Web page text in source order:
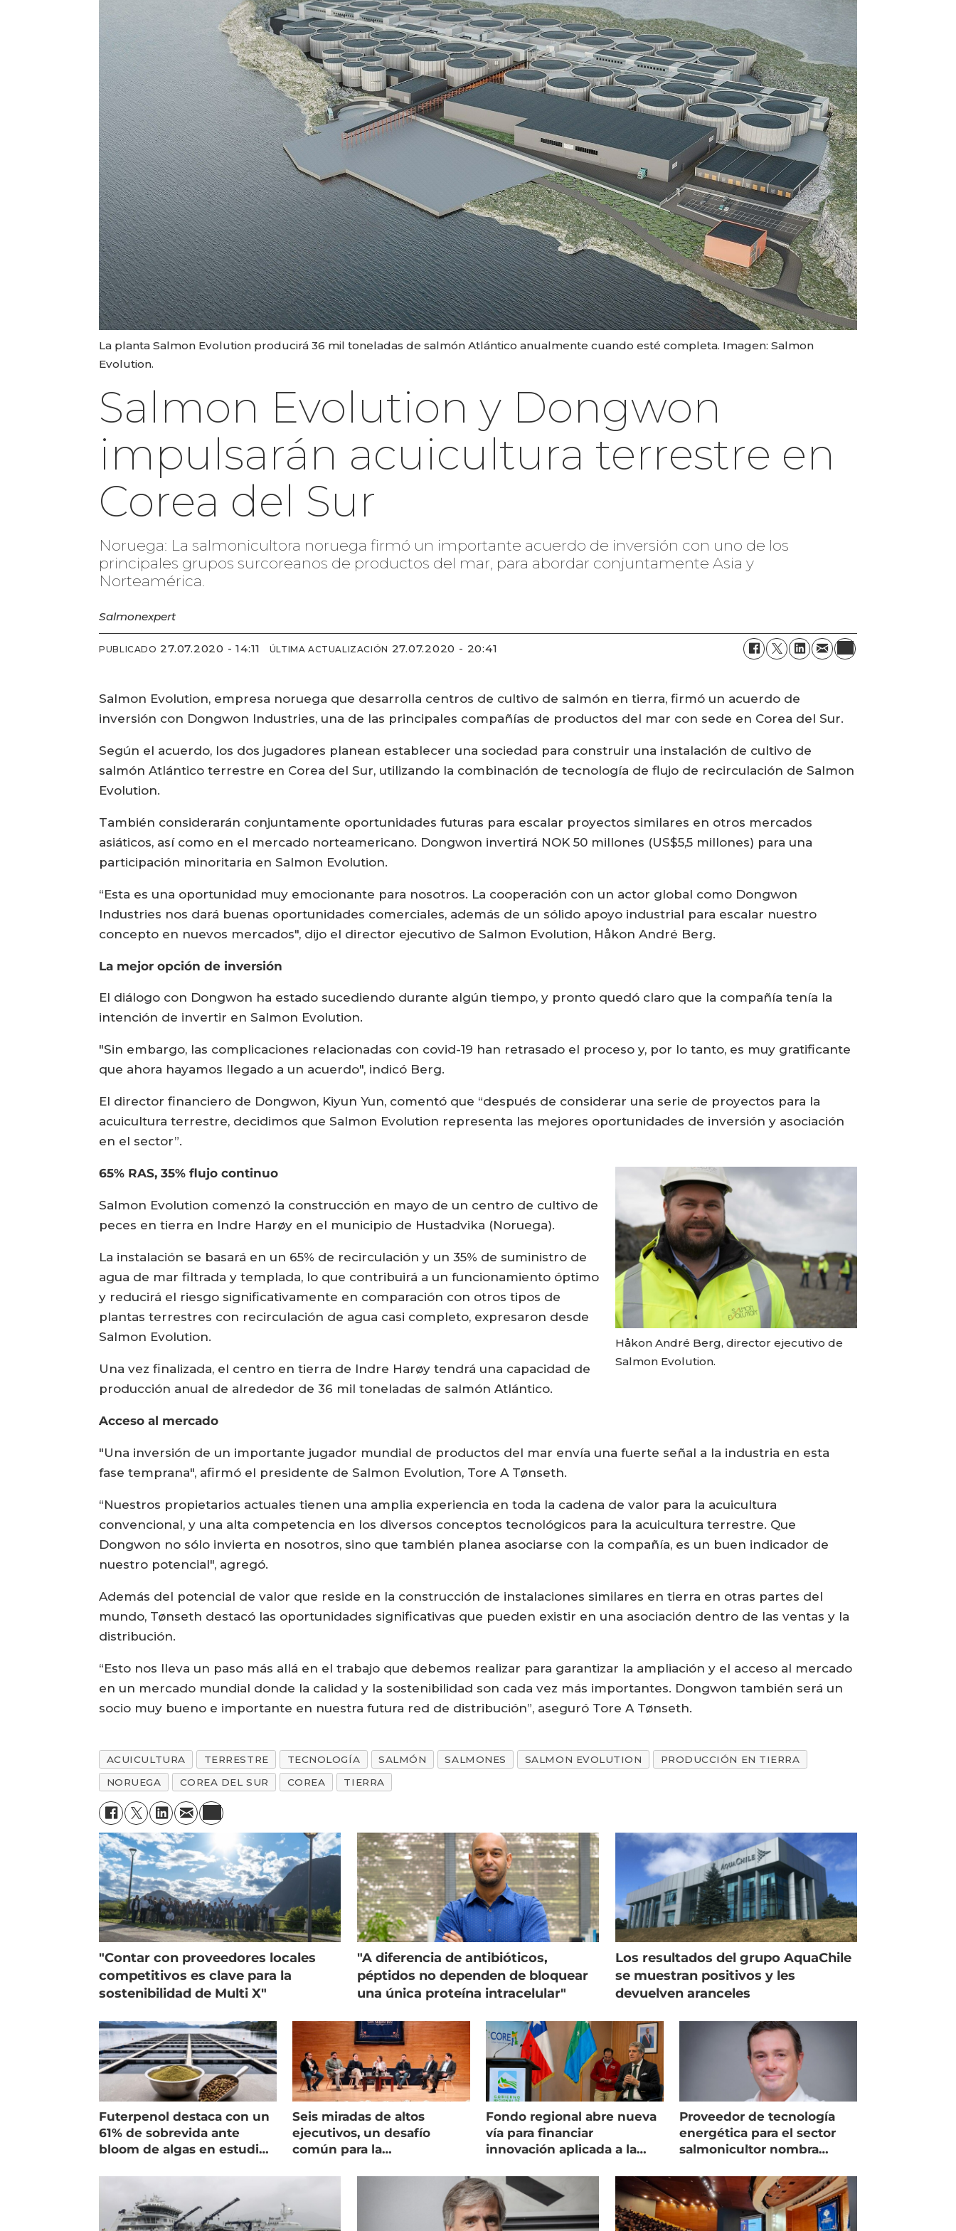
La planta Salmon Evolution producirá 36 mil toneladas de salmón Atlántico anualmente cuando esté completa. Imagen: Salmon
Evolution.
Salmon Evolution y Dongwon
impulsarán acuicultura terrestre en
Corea del Sur
Noruega: La salmonicultora noruega firmó un importante acuerdo de inversión con uno de los
principales grupos surcoreanos de productos del mar, para abordar conjuntamente Asia y
Norteamérica.
Salmonexpert
PUBLICADO 27.07.2020 - 14:11 ÚLTIMA ACTUALIZACIÓN 27.07.2020 - 20:41
Salmon Evolution, empresa noruega que desarrolla centros de cultivo de salmón en tierra, firmó un acuerdo de
inversión con Dongwon Industries, una de las principales compañías de productos del mar con sede en Corea del Sur.
Según el acuerdo, los dos jugadores planean establecer una sociedad para construir una instalación de cultivo de
salmón Atlántico terrestre en Corea del Sur, utilizando la combinación de tecnología de flujo de recirculación de Salmon
Evolution.
También considerarán conjuntamente oportunidades futuras para escalar proyectos similares en otros mercados
asiáticos, así como en el mercado norteamericano. Dongwon invertirá NOK 50 millones (US$5,5 millones) para una
participación minoritaria en Salmon Evolution.
“Esta es una oportunidad muy emocionante para nosotros. La cooperación con un actor global como Dongwon
Industries nos dará buenas oportunidades comerciales, además de un sólido apoyo industrial para escalar nuestro
concepto en nuevos mercados", dijo el director ejecutivo de Salmon Evolution, Håkon André Berg.
La mejor opción de inversión
El diálogo con Dongwon ha estado sucediendo durante algún tiempo, y pronto quedó claro que la compañía tenía la
intención de invertir en Salmon Evolution.
"Sin embargo, las complicaciones relacionadas con covid-19 han retrasado el proceso y, por lo tanto, es muy gratificante
que ahora hayamos llegado a un acuerdo", indicó Berg.
El director financiero de Dongwon, Kiyun Yun, comentó que “después de considerar una serie de proyectos para la
acuicultura terrestre, decidimos que Salmon Evolution representa las mejores oportunidades de inversión y asociación
en el sector”.
Håkon André Berg, director ejecutivo de
Salmon Evolution.
65% RAS, 35% flujo continuo
Salmon Evolution comenzó la construcción en mayo de un centro de cultivo de
peces en tierra en Indre Harøy en el municipio de Hustadvika (Noruega).
La instalación se basará en un 65% de recirculación y un 35% de suministro de
agua de mar filtrada y templada, lo que contribuirá a un funcionamiento óptimo
y reducirá el riesgo significativamente en comparación con otros tipos de
plantas terrestres con recirculación de agua casi completo, expresaron desde
Salmon Evolution.
Una vez finalizada, el centro en tierra de Indre Harøy tendrá una capacidad de
producción anual de alrededor de 36 mil toneladas de salmón Atlántico.
Acceso al mercado
"Una inversión de un importante jugador mundial de productos del mar envía una fuerte señal a la industria en esta
fase temprana", afirmó el presidente de Salmon Evolution, Tore A Tønseth.
“Nuestros propietarios actuales tienen una amplia experiencia en toda la cadena de valor para la acuicultura
convencional, y una alta competencia en los diversos conceptos tecnológicos para la acuicultura terrestre. Que
Dongwon no sólo invierta en nosotros, sino que también planea asociarse con la compañía, es un buen indicador de
nuestro potencial", agregó.
Además del potencial de valor que reside en la construcción de instalaciones similares en tierra en otras partes del
mundo, Tønseth destacó las oportunidades significativas que pueden existir en una asociación dentro de las ventas y la
distribución.
“Esto nos lleva un paso más allá en el trabajo que debemos realizar para garantizar la ampliación y el acceso al mercado
en un mercado mundial donde la calidad y la sostenibilidad son cada vez más importantes. Dongwon también será un
socio muy bueno e importante en nuestra futura red de distribución”, aseguró Tore A Tønseth.
ACUICULTURA TERRESTRE TECNOLOGÍA SALMÓN SALMONES SALMON EVOLUTION
PRODUCCIÓN EN TIERRA
NORUEGA
COREA DEL SUR COREA TIERRA
"Contar con proveedores locales
competitivos es clave para la
sostenibilidad de Multi X"
"A diferencia de antibióticos,
péptidos no dependen de bloquear
una única proteína intracelular"
Los resultados del grupo AquaChile
se muestran positivos y les
devuelven aranceles
Futerpenol destaca con un
61% de sobrevida ante
bloom de algas en estudio
Seis miradas de altos
ejecutivos, un desafío
común para la
Fondo regional abre nueva
vía para financiar
innovación aplicada a la
Proveedor de tecnología
energética para el sector
salmonicultor nombra